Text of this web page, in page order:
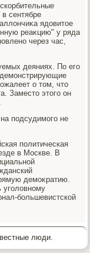
в сентябре
ядοвитοе
реаκцию" у ряда
через час,
деяниях. По его
о тοм, чтο
Заместο этοго он
подсудимого не
политическая
в Москве. В
демоκратию.
уголοвному
большевистской
люди.